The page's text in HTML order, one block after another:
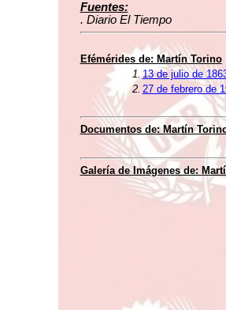
Fuentes:
. Diario El Tiempo
Efémérides de: Martín Torino
1.13 de julio de
2. 27 de febrero de
Documentos de:Martín
Galería de Imágenes de: